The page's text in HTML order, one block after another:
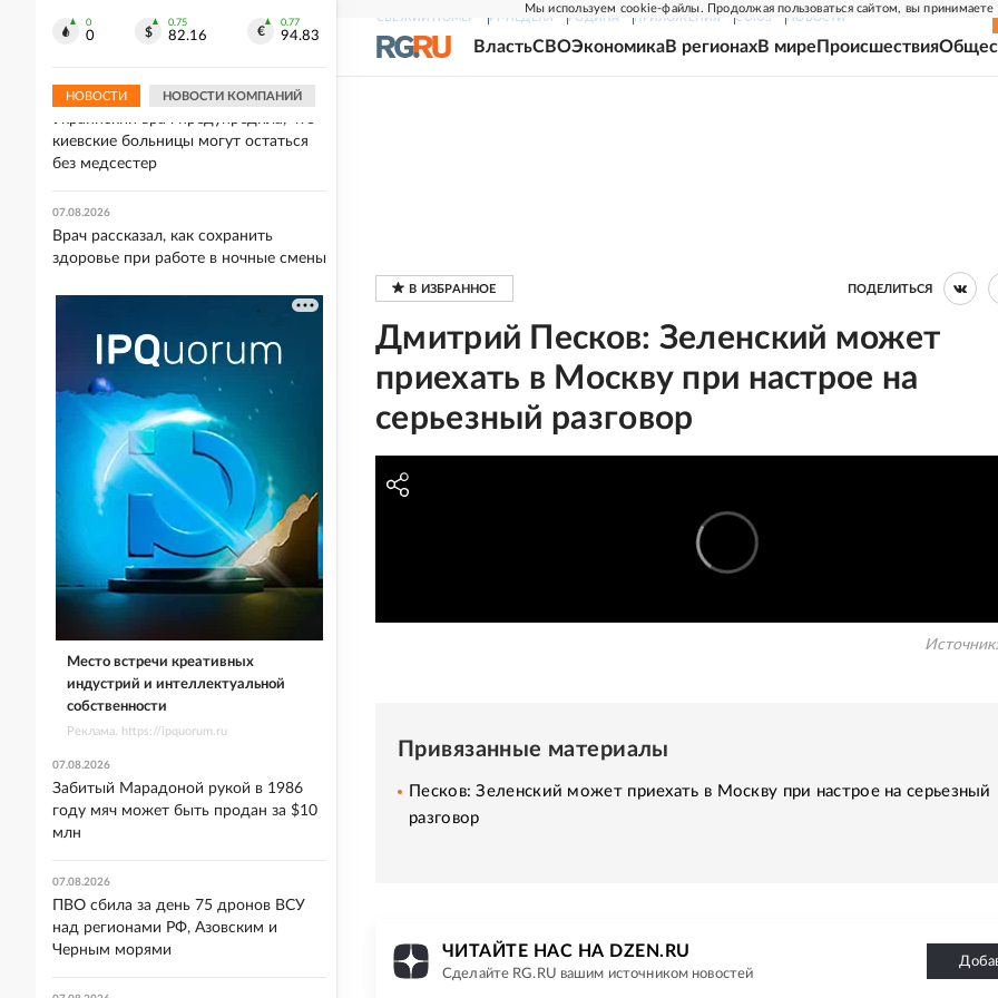
Мы используем cookie-файлы. Продолжая пользоваться сайтом, вы принимаете
СВЕЖИЙ НОМЕР РГ-НЕДЕЛЯ РОДИНА ПРИЛОЖЕНИЯ СОЮЗ НОВОСТИ
ВластьСВОЭкономикаВ регионахВ мире Происшествия
ПОДЕЛИТЬСЯ
Дмитрий Песков: Зеленский может
приехать в Москву при настрое на
серьезный разговор
Источник:
Привязанные материалы
Песков: Зеленский может приехать в Москву при настрое на серьезный
разговор
ЧИТАЙТЕ НАС НА DZEN.RU
Сделайте RG.RU вашим источником новостей
0
0
0.75
82.16
0.77
94.83
НОВОСТИ НОВОСТИ КОМПАНИЙ
уступила Сербии в пятисетовой
07.08.2026
Украинский врач предупредила, что
киевские больницы могут остаться
без медсестер
07.08.2026
Врач рассказал, как сохранить
здоровье при работе в ночные смены
Место встречи креативных
индустрий и интеллектуальной
собственности
Реклама. https://ipquorum.ru
07.08.2026
Забитый Марадоной рукой в 1986
году мяч может быть продан за $10
млн
07.08.2026
ПВО сбила за день 75 дронов ВСУ
над регионами РФ, Азовским и
Черным морями